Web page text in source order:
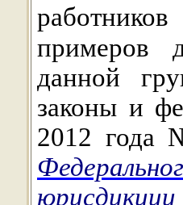
примеров
данной
законы и
2012